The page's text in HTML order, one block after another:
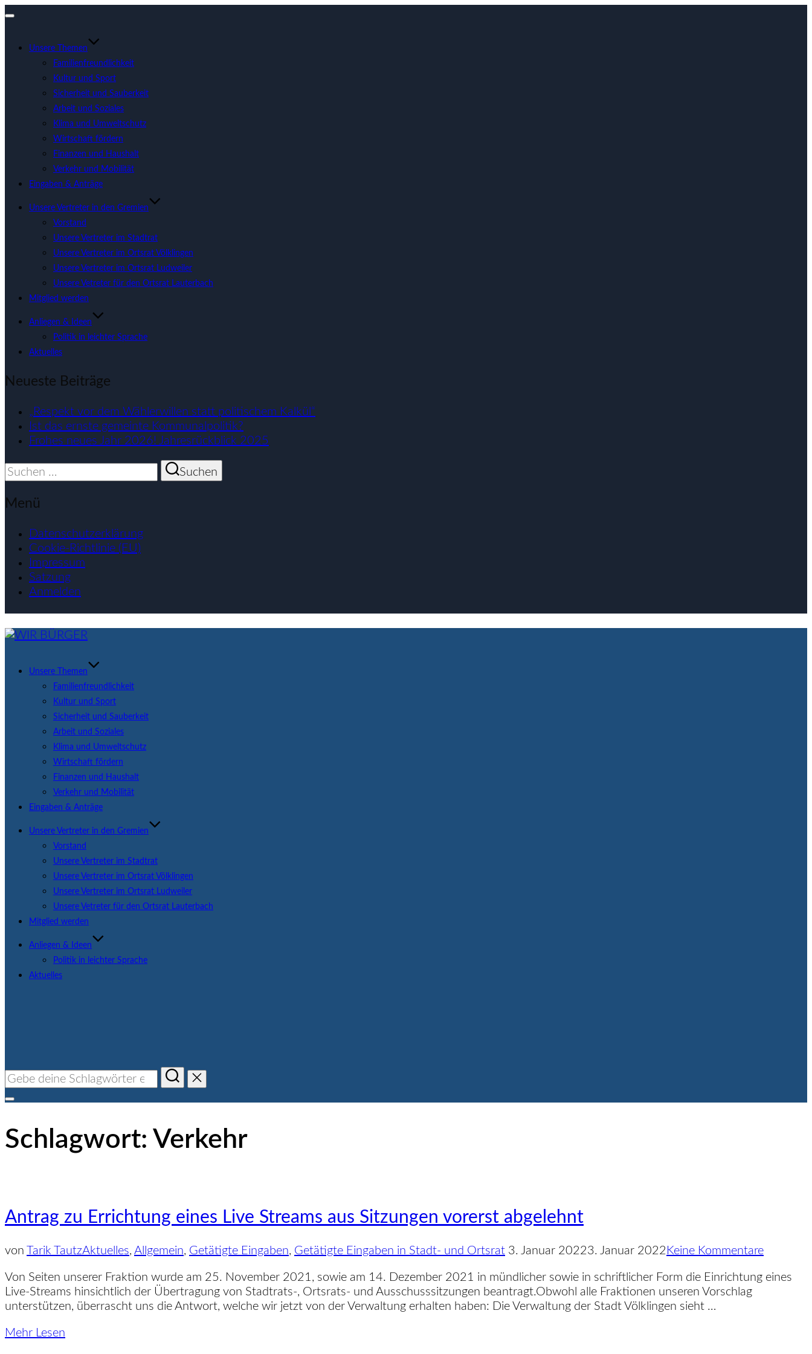
Unsere Themen
Familienfreundlichkeit
Kultur und Sport
Sicherheit und Sauberkeit
Arbeit und Soziales
Klima und Umweltschutz
Wirtschaft fördern
Finanzen und Haushalt
Verkehr und Mobilität
Eingaben & Anträge
Unsere Vertreter in den Gremien
Vorstand
Unsere Vertreter im Stadtrat
Unsere Vertreter im Ortsrat Völklingen
Unsere Vertreter im Ortsrat Ludweiler
Unsere Vetreter für den Ortsrat Lauterbach
Mitglied werden
Anliegen & Ideen
Politik in leichter Sprache
Aktuelles
Neueste Beiträge
„Respekt vor dem Wählerwillen statt politischem Kalkül“
Ist das ernste gemeinte Kommunalpolitik?
Frohes neues Jahr 2026! Jahresrückblick 2025
Suchen
nach:
Suchen
Menü
Datenschutzerklärung
Cookie-Richtlinie (EU)
Impressum
Satzung
Anmelden
Zum
Unsere Themen
Familienfreundlichkeit
Kultur und Sport
Sicherheit und Sauberkeit
Arbeit und Soziales
Klima und Umweltschutz
Wirtschaft fördern
Finanzen und Haushalt
Verkehr und Mobilität
Eingaben & Anträge
Unsere Vertreter in den Gremien
Vorstand
Unsere Vertreter im Stadtrat
Unsere Vertreter im Ortsrat Völklingen
Unsere Vertreter im Ortsrat Ludweiler
Unsere Vetreter für den Ortsrat Lauterbach
Mitglied werden
Anliegen & Ideen
Politik in leichter Sprache
Aktuelles
Suchen
nach:
Seitenleiste
Navigation
umschalten
Schlagwort: Verkehr
Antrag zu Errichtung eines Live Streams aus Sitzungen vorerst abgelehnt
von Tarik TautzAktuelles, Allgemein, Getätigte Eingaben, Getätigte Eingaben in Stadt- und OrtsratVeröffentlicht
3. Januar 20223. Januar 2022 Keine Kommentare
Von Seiten unserer Fraktion wurde am 25. November 2021, sowie am 14. Dezember 2021 in mündlicher sowie in schriftlicher Form die Einrichtung eines
Live-Streams hinsichtlich der Übertragung von Stadtrats-, Ortsrats- und Ausschusssitzungen beantragt.Obwohl alle Fraktionen unseren Vorschlag
unterstützen, überrascht uns die Antwort, welche wir jetzt von der Verwaltung erhalten haben: Die Verwaltung der Stadt Völklingen sieht …
Mehr über
Lesen